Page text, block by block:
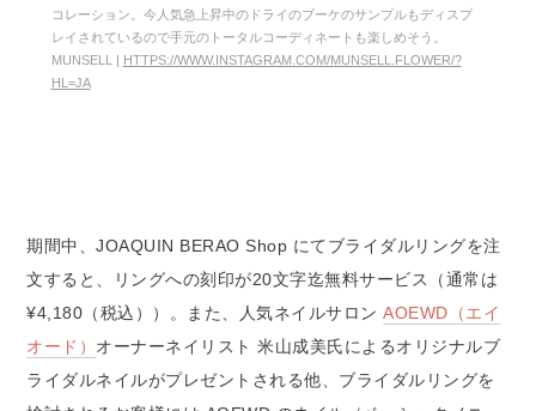
コレーション。今人気急上昇中のドライのブーケのサンプルもディスプ
レイされているので手元のトータルコーディネートも楽しめそう。
MUNSELL | HTTPS://WWW.INSTAGRAM.COM/MUNSELL.FLOWER/?
HL=JA
期間中、JOAQUIN BERAO Shop にてブライダルリングを注
文すると、リングへの刻印が20文字迄無料サービス（通常は
¥4,180（税込））。また、人気ネイルサロンAOEWD（エイ
オード） オーナーネイリスト 米山成美氏によるオリジナルブ
ライダルネイルがプレゼントされる他、ブライダルリングを